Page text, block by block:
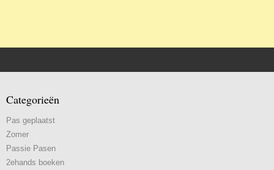
Categorieën
Pas geplaatst
Zomer
Passie Pasen
2ehands boeken